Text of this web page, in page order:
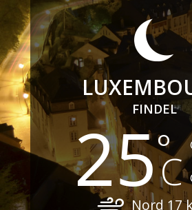
FINDEL
25
Nord 17